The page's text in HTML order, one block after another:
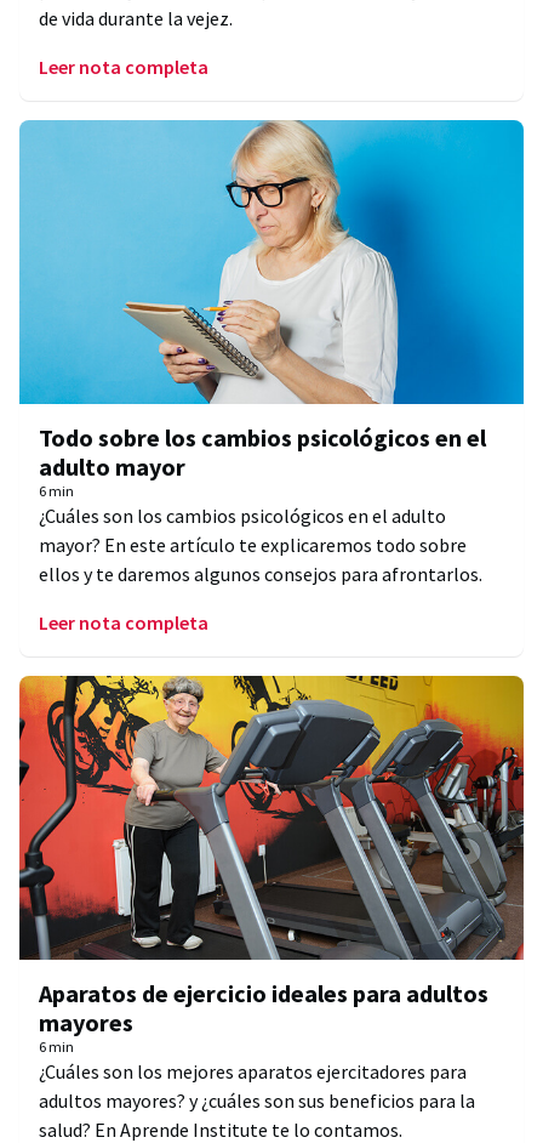
de vida durante la vejez.
Leer nota completa
Todo sobre los cambios psicológicos en el
adulto mayor
6 min
¿Cuáles son los cambios psicológicos en el adulto
mayor? En este artículo te explicaremos todo sobre
ellos y te daremos algunos consejos para afrontarlos.
Leer nota completa
Aparatos de ejercicio ideales para adultos
mayores
6 min
¿Cuáles son los mejores aparatos ejercitadores para
adultos mayores? y ¿cuáles son sus beneficios para la
salud? En Aprende Institute te lo contamos.